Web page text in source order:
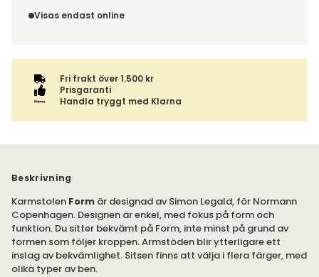
inte av ångerrätten.
Visas endast online
Fri frakt över 1.500 kr
Prisgaranti
Handla tryggt med Klarna
Beskrivning
Karmstolen Form är designad av Simon Legald, för Normann
Copenhagen. Designen är enkel, med fokus på form och
funktion. Du sitter bekvämt på Form, inte minst på grund av
formen som följer kroppen. Armstöden blir ytterligare ett
inslag av bekvämlighet. Sitsen finns att välja i flera färger, med
olika typer av ben.